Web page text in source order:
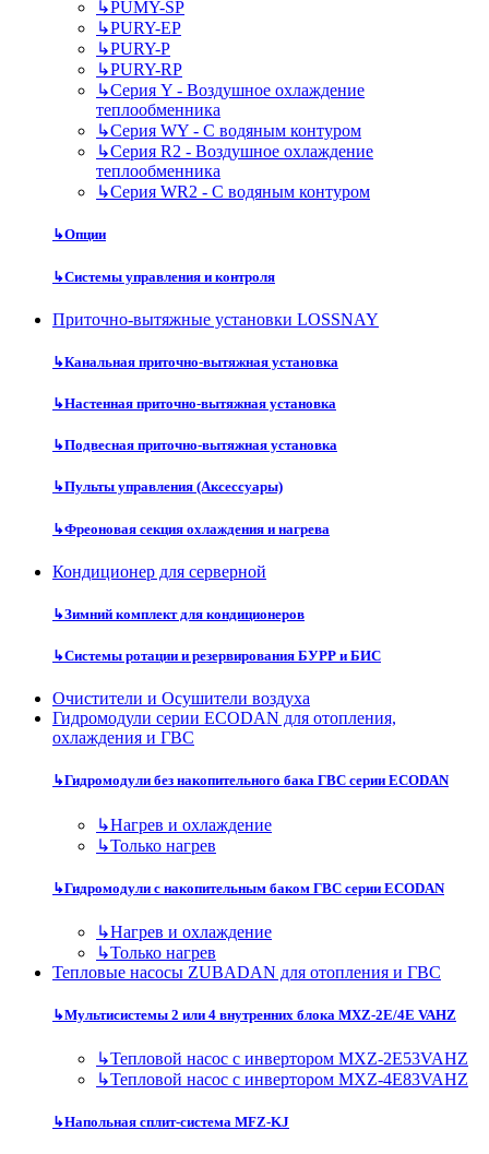
↳PUMY-SP
↳PURY-EP
↳PURY-P
↳PURY-RP
↳Серия Y - Воздушное охлаждение
теплообменника
↳Серия WY - С водяным контуром
↳Серия R2 - Воздушное охлаждение
теплообменника
↳Серия WR2 - С водяным контуром
↳Опции
↳Системы управления и контроля
Приточно-вытяжные установки LOSSNAY
↳Канальная приточно-вытяжная установка
↳Настенная приточно-вытяжная установка
↳Подвесная приточно-вытяжная установка
↳Пульты управления (Аксессуары)
↳Фреоновая секция охлаждения и нагрева
Кондиционер для серверной
↳Зимний комплект для кондиционеров
↳Системы ротации и резервирования БУРР и БИС
Очистители и Осушители воздуха
Гидромодули серии ECODAN для отопления,
охлаждения и ГВС
↳Гидромодули без накопительного бака ГВС серии ECODAN
↳Нагрев и охлаждение
↳Только нагрев
↳Гидромодули с накопительным баком ГВС серии ECODAN
↳Нагрев и охлаждение
↳Только нагрев
Тепловые насосы ZUBADAN для отопления и ГВС
↳Мультисистемы 2 или 4 внутренних блока MXZ-2E/4E VAHZ
↳Тепловой насос с инвертором MXZ-2E53VAHZ
↳Тепловой насос с инвертором MXZ-4E83VAHZ
↳Напольная сплит-система MFZ-KJ